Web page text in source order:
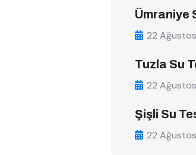
Ümraniye
22
Tuzla Su
22
Şişli Su
22